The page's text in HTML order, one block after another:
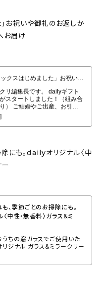
お祝いや御礼のお返しか
お届け
や御礼のお返しから、日頃の感
にも。dailyオリジナル〈中
ー
、季節ごとのお掃除にも。
中性・無香料〉ガラス&ミ
ちの窓ガラスでご使用いた
ジナル ガラス&ミラークリー